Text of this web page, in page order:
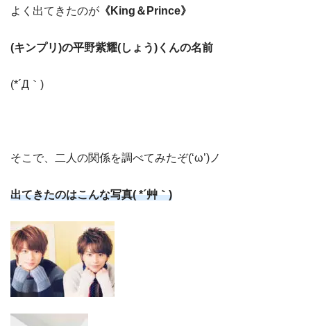
よく出てきたのが 《King＆Prince》
(キンプリ)の平野紫耀(しょう)くんの名前
(*´Д｀)
そこで、二人の関係を調べてみたぞ(‘ω’)ノ
出てきたのはこんな写真( *´艸｀)